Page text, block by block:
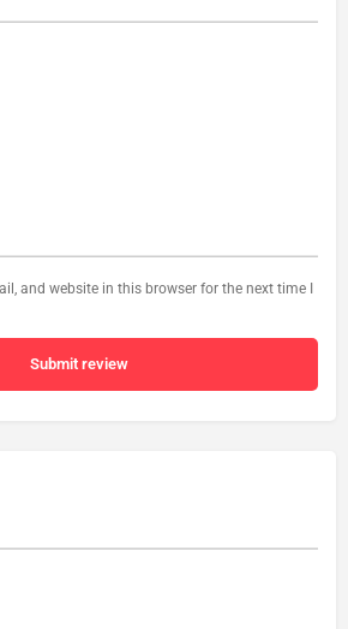
and website in this browser for the next time I
Submit review